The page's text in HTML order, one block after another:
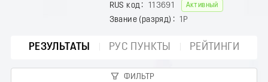
RUS код
113691 Активный
Звание (разряд) 1Р
РЕЗУЛЬТАТЫ РУС ПУНКТЫ РЕЙТИНГИ
ФИЛЬТР